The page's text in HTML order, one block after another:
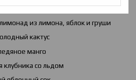
из лимона, яблок и груши
кактус
манго
клубника со льдом